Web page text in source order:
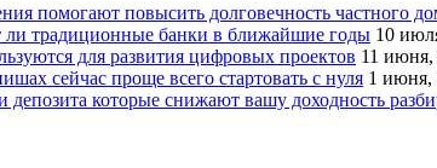
помогают повысить долговечность частного
ли традиционные банки в ближайшие годы 10
для развития цифровых проектов 11 июня,
сейчас проще всего стартовать с нуля 1 июня,
которые снижают вашу доходность